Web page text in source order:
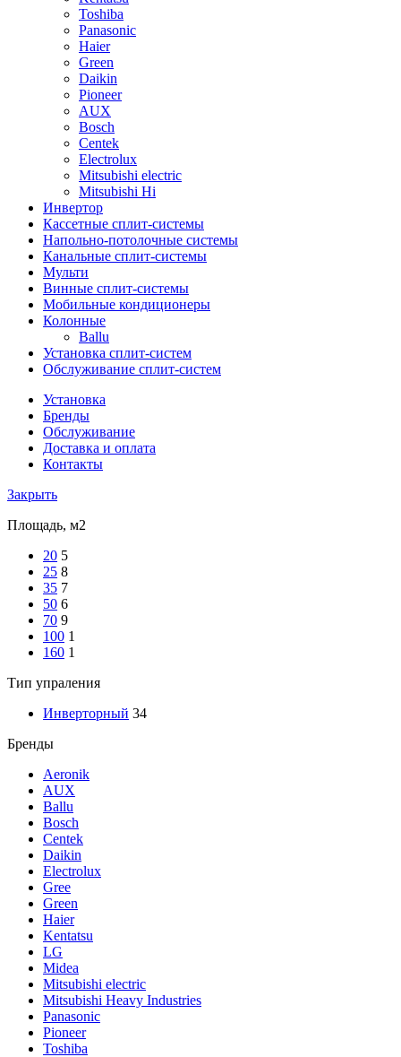
Toshiba
Panasonic
Haier
Green
Daikin
Pioneer
AUX
Bosch
Centek
Electrolux
Mitsubishi electric
Mitsubishi Hi
Инвертор
Кассетные сплит-системы
Напольно-потолочные системы
Канальные сплит-системы
Мульти
Винные сплит-системы
Мобильные кондиционеры
Колонные
Ballu
Установка сплит-систем
Обслуживание сплит-систем
Установка
Бренды
Обслуживание
Доставка и оплата
Контакты
Закрыть
Площадь, м2
20 5
25 8
35 7
50 6
70 9
100 1
160 1
Тип упраления
Инверторный 34
Бренды
Aeronik
AUX
Ballu
Bosch
Centek
Daikin
Electrolux
Gree
Green
Haier
Kentatsu
LG
Midea
Mitsubishi electric
Mitsubishi Heavy Industries
Panasonic
Pioneer
Toshiba